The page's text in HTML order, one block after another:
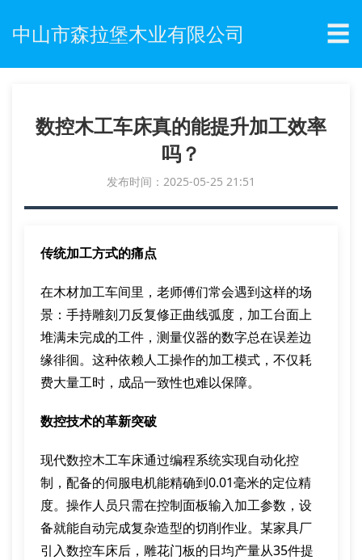
中山市森拉堡木业有限公司 ☰
数控木工车床真的能提升加工效率
吗？
发布时间：2025-05-25 21:51
传统加工方式的痛点
在木材加工车间里，老师傅们常会遇到这样的场
景：手持雕刻刀反复修正曲线弧度，加工台面上
堆满未完成的工件，测量仪器的数字总在误差边
缘徘徊。这种依赖人工操作的加工模式，不仅耗
费大量工时，成品一致性也难以保障。
数控技术的革新突破
现代数控木工车床通过编程系统实现自动化控
制，配备的伺服电机能精确到0.01毫米的定位精
度。操作人员只需在控制面板输入加工参数，设
备就能自动完成复杂造型的切削作业。某家具厂
引入数控车床后，雕花门板的日均产量从35件提